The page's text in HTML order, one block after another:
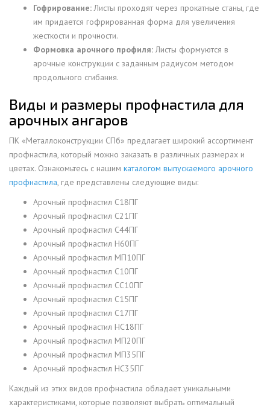
Гофрирование:Листы проходят через прокатные станы, где
им придается гофрированная форма для увеличения
жесткости и прочности.
Формовка арочного профиля:Листы формуются в
арочные конструкции с заданным радиусом методом
продольного сгибания.
Виды и размеры профнастила для
арочных ангаров
ПК «Металлоконструкции СПб» предлагает широкий ассортимент
профнастила, который можно заказать в различных размерах и
цветах. Ознакомьтесь с нашим каталогом выпускаемого арочного
профнастила, где представлены следующие виды:
Арочный профнастил С18ПГ
Арочный профнастил С21ПГ
Арочный профнастил С44ПГ
Арочный профнастил Н60ПГ
Арочный профнастил МП10ПГ
Арочный профнастил С10ПГ
Арочный профнастил СС10ПГ
Арочный профнастил С15ПГ
Арочный профнастил С17ПГ
Арочный профнастил НС18ПГ
Арочный профнастил МП20ПГ
Арочный профнастил МП35ПГ
Арочный профнастил НС35ПГ
Каждый из этих видов профнастила обладает уникальными
характеристиками, которые позволяют выбрать оптимальный